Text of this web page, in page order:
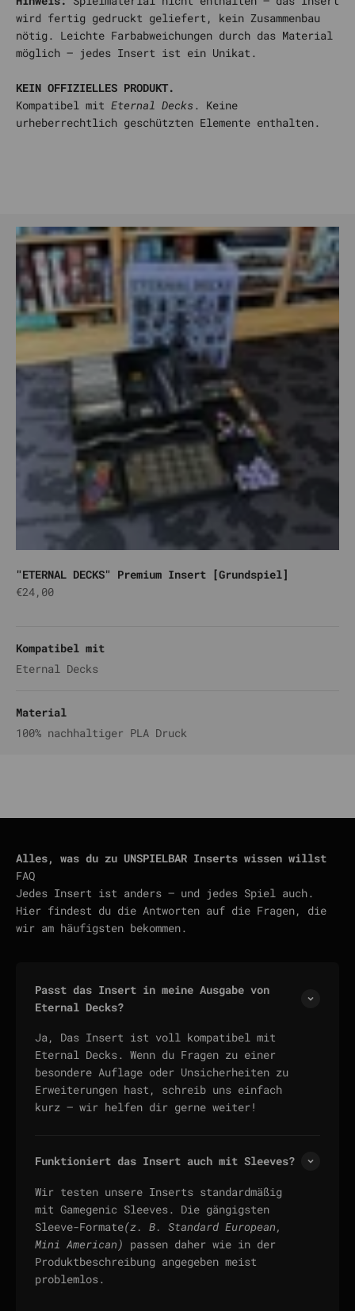
wird fertig gedruckt geliefert, kein Zusammenbau
nötig. Leichte Farbabweichungen durch das Material
möglich – jedes Insert ist ein Unikat.
KEIN OFFIZIELLES PRODUKT.
Kompatibel mit Eternal Decks . Keine
urheberrechtlich geschützten Elemente enthalten.
"ETERNAL DECKS" Premium Insert [Grundspiel]
Angebot
€24,00
Kompatibel mit
Eternal Decks
Material
100% nachhaltiger PLA Druck
Alles, was du zu UNSPIELBAR Inserts wissen willst
FAQ
Jedes Insert ist anders — und jedes Spiel auch.
Hier findest du die Antworten auf die Fragen, die
wir am häufigsten bekommen.
Passt das Insert in meine Ausgabe von
Eternal Decks?
Ja, Das Insert ist voll kompatibel mit
Eternal Decks. Wenn du Fragen zu einer
besondere Auflage oder Unsicherheiten zu
Erweiterungen hast, schreib uns einfach
kurz — wir helfen dir gerne weiter!
Funktioniert das Insert auch mit Sleeves?
Wir testen unsere Inserts standardmäßig
mit Gamegenic Sleeves. Die gängigsten
Sleeve-Formate(z. B. Standard European,
Mini American) passen daher wie in der
Produktbeschreibung angegeben meist
problemlos.